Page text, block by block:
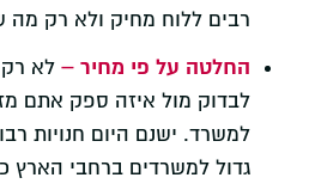
רבים ללוח מחיק ולא רק מה
החלטה על פי מחיר – לא
לבדוק מול איזה ספק אתם
למשרד. ישנם היום חנויות
גדול למשרדים ברחבי הארץ